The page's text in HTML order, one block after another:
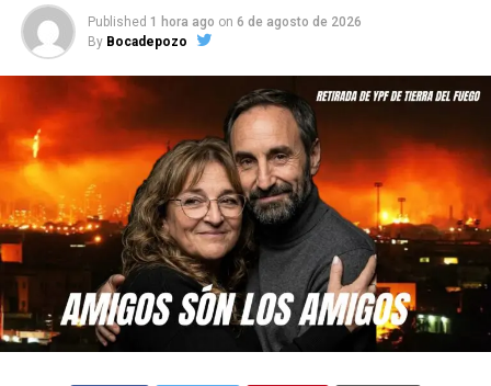
Published 1 hora ago on 6 de agosto de 2026
By Bocadepozo